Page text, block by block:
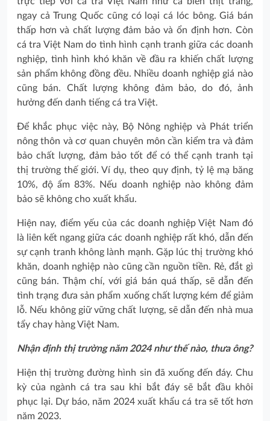
ngay cả Trung Quốc cũng có loại cá lóc bông. Giá bán
thấp hơn và chất lượng đảm bảo và ổn định hơn. Còn
cá tra Việt Nam do tình hình cạnh tranh giữa các doanh
nghiệp, tình hình khó khăn về đầu ra khiến chất lượng
sản phẩm không đồng đều. Nhiều doanh nghiệp giá nào
cũng bán. Chất lượng không đảm bảo, do đó, ảnh
hưởng đến danh tiếng cá tra Việt.
Để khắc phục việc này, Bộ Nông nghiệp và Phát triển
nông thôn và cơ quan chuyên môn cần kiểm tra và đảm
bảo chất lượng, đảm bảo tốt để có thể cạnh tranh tại
thị trường thế giới. Ví dụ, theo quy định, tỷ lệ mạ băng
10%, độ ẩm 83%. Nếu doanh nghiệp nào không đảm
bảo sẽ không cho xuất khẩu.
Hiện nay, điểm yếu của các doanh nghiệp Việt Nam đó
là liên kết ngang giữa các doanh nghiệp rất khó, dẫn đến
sự cạnh tranh không lành mạnh. Gặp lúc thị trường khó
khăn, doanh nghiệp nào cũng cần nguồn tiền. Rẻ, đắt gì
cũng bán. Thậm chí, với giá bán quá thấp, sẽ dẫn đến
tình trạng đưa sản phẩm xuống chất lượng kém để giảm
lỗ. Nếu không giữ vững chất lượng, sẽ dẫn đến nhà mua
tẩy chay hàng Việt Nam.
Nhận định thị trường năm 2024 như thế nào, thưa ông?
Hiện thị trường đường hình sin đã xuống đến đáy. Chu
kỳ của ngành cá tra sau khi bắt đáy sẽ bắt đầu khôi
phục lại. Dự báo, năm 2024 xuất khẩu cá tra sẽ tốt hơn
năm 2023.